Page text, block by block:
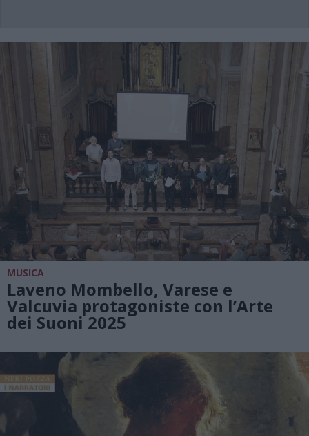
MUSICA
Laveno Mombello, Varese e
Valcuvia protagoniste con l’Arte
dei Suoni 2025